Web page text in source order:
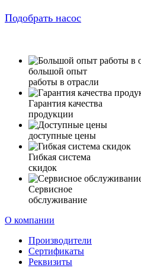
Подобрать насос
большой опыт
работы в отрасли
Гарантия качества
продукции
доступные цены
Гибкая система
скидок
Сервисное
обслуживание
О компании
Производители
Сертификаты
Реквизиты